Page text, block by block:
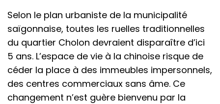
Selon le plan urbaniste de la municipalité
saïgonnaise, toutes les ruelles traditionnelles
du quartier Cholon devraient disparaître d’ici
5 ans. L’espace de vie à la chinoise risque de
céder la place à des immeubles impersonnels,
des centres commerciaux sans âme. Ce
changement n’est guère bienvenu par la